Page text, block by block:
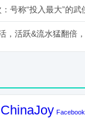
ChinaJoy Facebook